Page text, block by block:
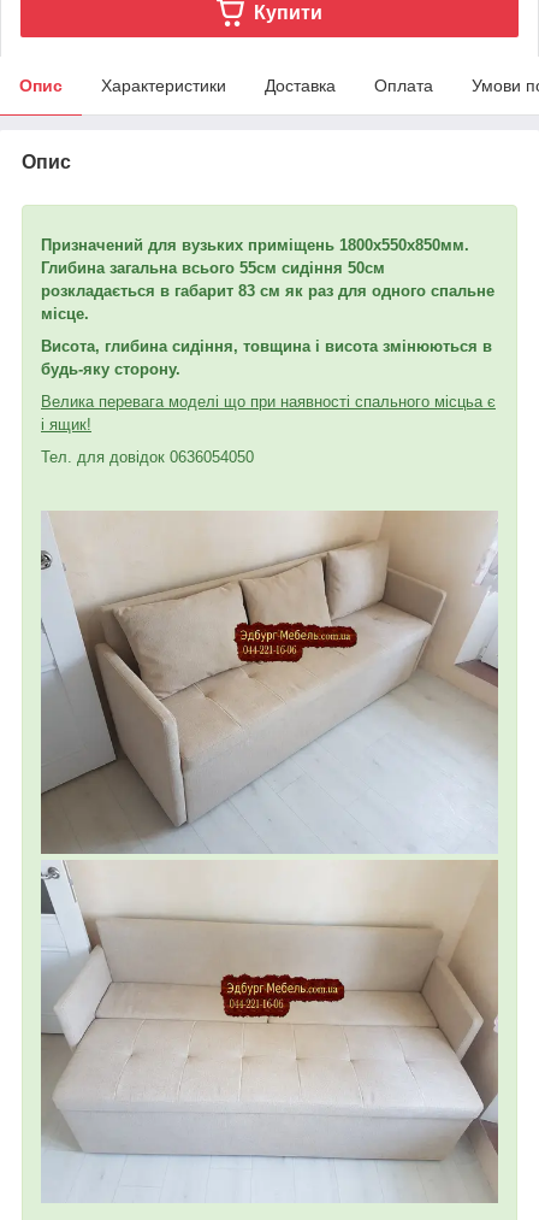
Купити
Опис Характеристики Доставка Оплата Умови
Опис
Призначений для вузьких приміщень 1800х550х850мм.
Глибина загальна всього 55см сидіння 50см
розкладається в габарит 83 см як раз для одного спальне
місце.
Висота, глибина сидіння, товщина і висота змінюються в
будь-яку сторону.
Велика перевага моделі що при наявності спального місцьа є
і ящик!
Тел. для довідок 0636054050